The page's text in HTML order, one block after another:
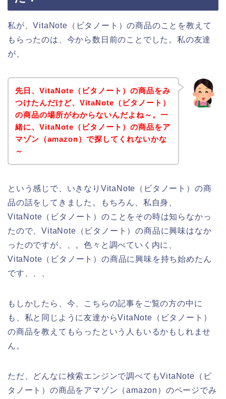
私が、VitaNote（ビタノート）の商品のことを教えて
もらったのは、今から数日前のことでした。私の友達
が、
先日、VitaNote（ビタノート）の商品をみ
つけたんだけど、VitaNote（ビタノート）
の商品の場所がわからないんだよね～。一
緒に、VitaNote（ビタノート）の商品をア
マゾン（amazon）で探してくれないかな
～
という感じで、いきなりVitaNote（ビタノート）の商
品の話をしてきました。もちろん、私自身、
VitaNote（ビタノート）のことをその時は知らなかっ
たので、VitaNote（ビタノート）の商品に興味はなか
ったのですが、、。色々と調べていく内に、
VitaNote（ビタノート）の商品に興味を持ち始めたん
です、、、
もしかしたら、今、こちらの記事をご覧の方の中に
も、私と同じように友達からVitaNote（ビタノート）
の商品を教えてもらったという人もいるかもしれませ
ん。
ただ、どんなに検索エンジンで調べてもVitaNote（ビ
タノート）の商品をアマゾン（amazon）のページでみ